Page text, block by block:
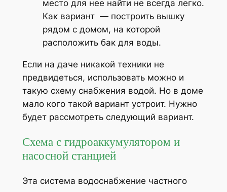
место для нее найти не всегда легко.
Как вариант — построить вышку
рядом с домом, на которой
расположить бак для воды.
Если на даче никакой техники не
предвидеться, использовать можно и
такую схему снабжения водой. Но в доме
мало кого такой вариант устроит. Нужно
будет рассмотреть следующий вариант.
Схема с гидроаккумулятором и
насосной станцией
Эта система водоснабжение частного